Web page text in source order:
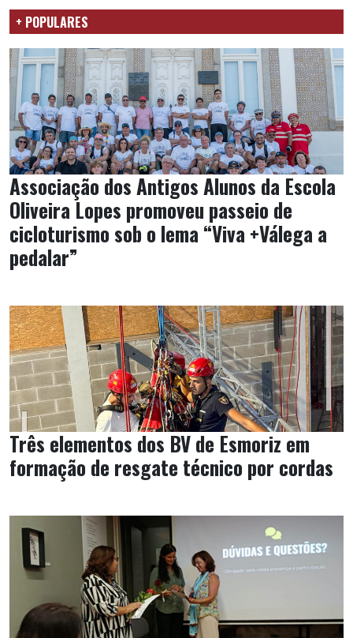
+ POPULARES
Associação dos Antigos Alunos da Escola
Oliveira Lopes promoveu passeio de
cicloturismo sob o lema “Viva +Válega a
pedalar”
Três elementos dos BV de Esmoriz em
formação de resgate técnico por cordas